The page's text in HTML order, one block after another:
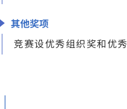
其他奖项
竞赛设优秀组织奖和优